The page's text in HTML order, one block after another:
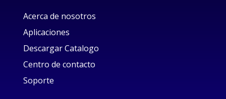
Acerca de nosotros
Aplicaciones
Descargar Catalogo
Centro de contacto
Soporte